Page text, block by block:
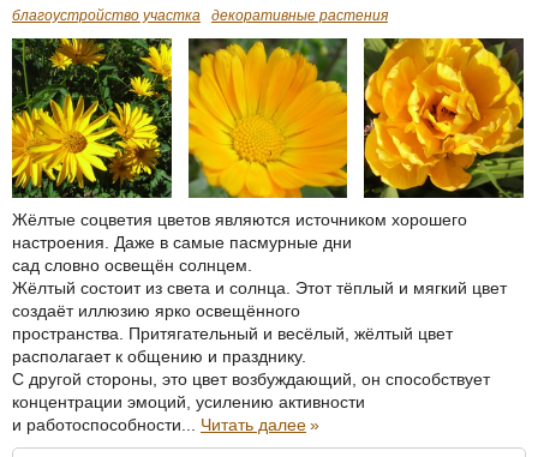
благоустройство участка декоративные растения
Жёлтые соцветия цветов являются источником хорошего
настроения. Даже в самые пасмурные дни
сад словно освещён солнцем.
Жёлтый состоит из света и солнца. Этот тёплый и мягкий цвет
создаёт иллюзию ярко освещённого
пространства. Притягательный и весёлый, жёлтый цвет
располагает к общению и празднику.
С другой стороны, это цвет возбуждающий, он способствует
концентрации эмоций, усилению активности
и работоспособности... Читать далее»